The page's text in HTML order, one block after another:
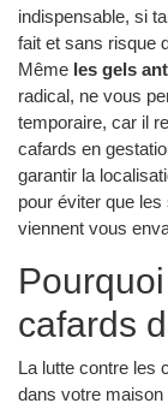
indispensable, si
fait et sans risque
Même les gels
radical, ne vous
temporaire, car il
cafards en
garantir la
pour éviter que
viennent vous
cafards
La lutte contre les
dans votre